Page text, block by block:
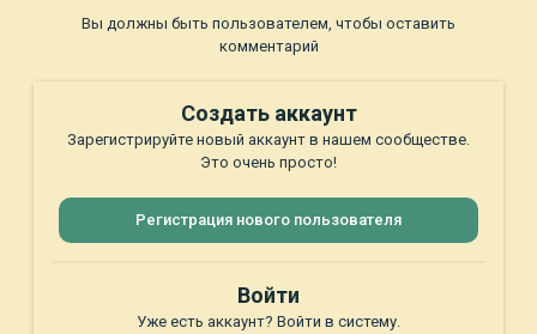
Вы должны быть пользователем, чтобы оставить
комментарий
Создать аккаунт
Зарегистрируйте новый аккаунт в нашем сообществе.
Это очень просто!
Регистрация нового пользователя
Войти
Уже есть аккаунт? Войти в систему.